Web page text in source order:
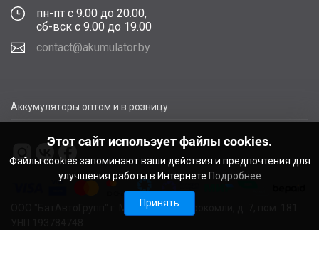
пн-пт с 9.00 до 20.00,
сб-вск с 9.00 до 19.00
contact@akumulator.by
Аккумуляторы оптом и в розницу
ООО "БатАвтоГрупп" г. Минск, ул. В. Сырокомли, д. 7, пом. 181
Этот сайт использует файлы cookies.
Файлы cookies запоминают ваши действия и предпочтения для
улучшения работы в Интернете Подробнее
Принять